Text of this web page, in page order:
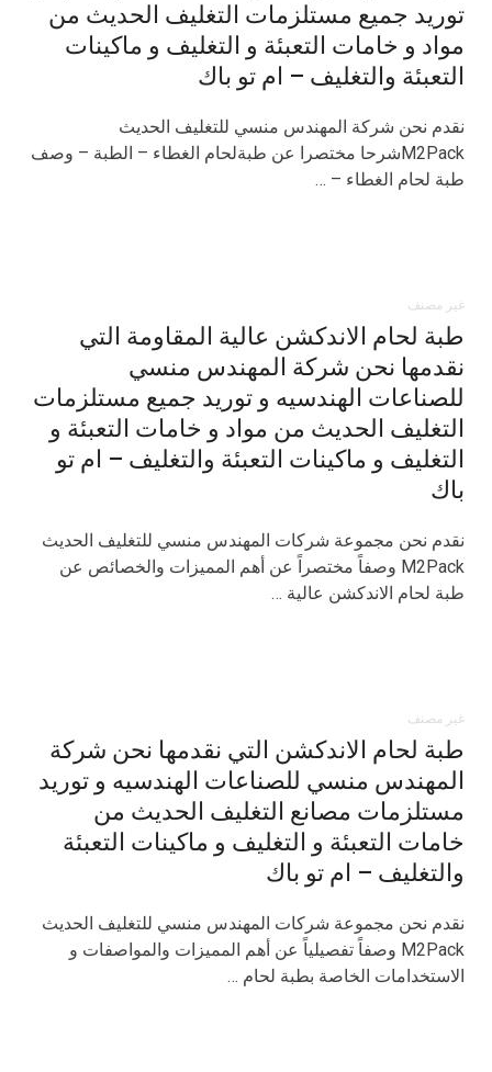
توريد جميع مستلزمات التغليف الحديث من
مواد و خامات التعبئة و التغليف و ماكينات
التعبئة والتغليف – ام تو باك
نقدم نحن شركة المهندس منسي للتغليف الحديث
M2Packشرحا مختصرا عن طبةلحام الغطاء – الطبة – وصف
طبة لحام الغطاء – …
غير مصنف
طبة لحام الاندكشن عالية المقاومة التي
نقدمها نحن شركة المهندس منسي
للصناعات الهندسيه و توريد جميع مستلزمات
التغليف الحديث من مواد و خامات التعبئة و
التغليف و ماكينات التعبئة والتغليف – ام تو
باك
نقدم نحن مجموعة شركات المهندس منسي للتغليف الحديث
M2Pack وصفاً مختصراً عن أهم المميزات والخصائص عن
طبة لحام الاندكشن عالية …
غير مصنف
طبة لحام الاندكشن التي نقدمها نحن شركة
المهندس منسي للصناعات الهندسيه و توريد
مستلزمات مصانع التغليف الحديث من
خامات التعبئة و التغليف و ماكينات التعبئة
والتغليف – ام تو باك
نقدم نحن مجموعة شركات المهندس منسي للتغليف الحديث
M2Pack وصفاً تفصيلياً عن أهم المميزات والمواصفات و
الاستخدامات الخاصة بطبة لحام …